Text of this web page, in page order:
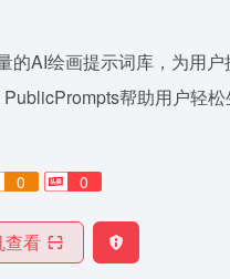
的AI绘画提示词库，为用
帮助用户轻
0 0
查看